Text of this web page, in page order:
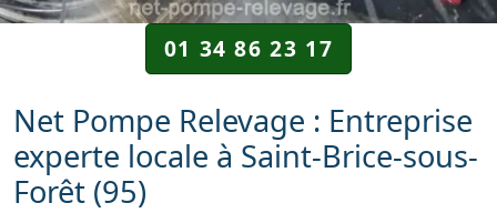
01 34 86 23 17
Net Pompe Relevage : Entreprise
experte locale à Saint-Brice-sous-
Forêt (95)